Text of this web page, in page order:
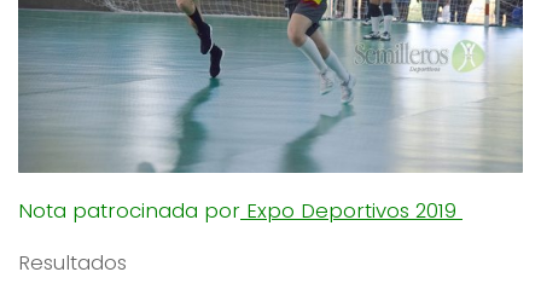
Nota patrocinada por Expo Deportivos 2019
Resultados